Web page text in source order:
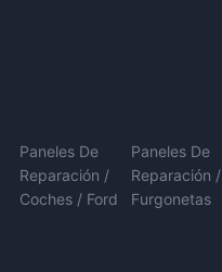
Paneles De
Reparación /
Coches / Ford
Paneles De
Reparación /
Furgonetas